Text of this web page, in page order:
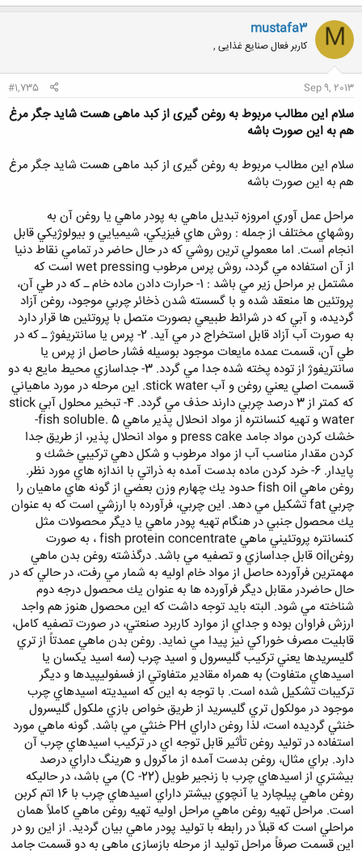
M
mustafa3
کاربر فعال صنایع غذایی ,
Sep 9, 2013
#1,735
سلام این مطالب مربوط به روغن گیری از کبد ماهی هست شاید جگر مرغ
هم به این صورت باشه
سلام این مطالب مربوط به روغن گیری از کبد ماهی هست شاید جگر مرغ
هم به این صورت باشه
مراحل عمل آوري امروزه تبديل ماهي به پودر ماهي يا روغن آن به
روشهاي مختلف از جمله : روش هاي فيزيكي، شيميايي و بيولوژيكي قابل
انجام است. اما معمولي ترين روشي كه در حال حاضر در تمامي نقاط دنيا
از آن استفاده مي گردد، روش پرس مرطوب wet pressing است كه
مشتمل بر مراحل زير مي باشد : 1- حرارت دادن ماده خام ـ كه در طي آن،
پروتئين ها منعقد شده و با گسسته شدن ذخائر چربي موجود، روغن آزاد
گرديده، و آبي كه در شرائط طبيعي بصورت متصل با پروتئين ها قرار دارد
به صورت آب آزاد قابل استخراج در مي آيد. 2- پرس يا سانتريفوژ ـ كه در
طي آن، قسمت عمده مايعات موجود بوسيله فشار حاصل از پرس يا
سانتريفوژ از توده پخته شده جدا مي گردد. 3- جداسازي محيط مايع به دو
قسمت اصلي يعني روغن و آب stick water. اين مرحله در مورد ماهياني
كه كمتر از 3 درصد چربي دارند حذف مي گردد. 4- تبخير محلول آبي stick
water و تهيه كنسانتره از مواد انحلال پذير ماهي fish soluble. 5-
خشك كردن مواد جامد press cake و مواد انحلال پذير، از طريق جدا
كردن مقدار مناسب آب از مواد مرطوب و شكل دهي تركيبي خشك و
پايدار. 6- خرد كردن ماده بدست آمده به ذراتي با اندازه هاي مورد نظر.
روغن ماهي fish oil حدود يك چهارم وزن بعضي از گونه هاي ماهيان را
چربي fat تشكيل مي دهد. اين چربي، فرآورده با ارزشي است كه به عنوان
يك محصول جنبي در هنگام تهيه پودر ماهي يا ديگر محصولات مثل
كنسانتره پروتئيني ماهي fish protein concentrate ، به صورت
روغنoil قابل جداسازي و تصفيه مي باشد. درگذشته روغن بدن ماهي
مهمترين فرآورده حاصل از مواد خام اوليه به شمار مي رفت، در حالي كه در
حال حاضردر مقابل ديگر فرآورده ها به عنوان يك محصول درجه دوم
شناخته مي شود. البته بايد توجه داشت كه اين محصول هنوز هم واجد
ارزش فراوان بوده و جداي از موارد كاربرد صنعتي، در صورت تصفيه كامل،
قابليت مصرف خوراكي نيز پيدا مي نمايد. روغن بدن ماهي عمدتاً از تري
گليسريدها يعني تركيب گليسرول و اسيد چرب (سه اسيد يكسان يا
اسيدهاي متفاوت) به همراه مقادير متفاوتي از فسفوليپيدها و ديگر
تركيبات تشكيل شده است. با توجه به اين كه اسيديته اسيدهاي چرب
موجود در مولكول تري گليسريد از طريق خواص بازي ملكول گليسرول
خنثي گرديده است، لذا روغن داراي PH خنثي مي باشد. گونه ماهي مورد
استفاده در توليد روغن تأثير قابل توجه اي در تركيب اسيدهاي چرب آن
دارد. براي مثال، روغن بدست آمده از ماكرول و هرينگ داراي درصد
بيشتري از اسيدهاي چرب با زنجير طويل (22- C) مي باشد، در حاليكه
روغن ماهي پيلچارد يا آنچوي بيشتر داراي اسيدهاي چرب با 16 اتم كربن
است. مراحل تهيه روغن ماهي مراحل اوليه تهيه روغن ماهي كاملاً همان
مراحلي است كه قبلاً در رابطه با توليد پودر ماهي بيان گرديد. از اين رو در
اين قسمت صرفاً مراحل توليد از مرحله بازسازي ماهي به دو قسمت جامد